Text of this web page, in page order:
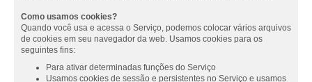
Como usamos cookies?
Quando você usa e acessa o Serviço, podemos colocar vários arquivos
de cookies em seu navegador da web. Usamos cookies para os
seguintes fins:
Para ativar determinadas funções do Serviço
Usamos cookies de sessão e persistentes no Serviço e usamos